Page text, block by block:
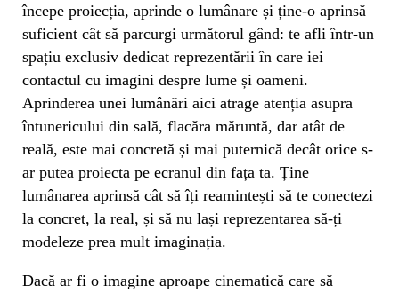
începe proiecția, aprinde o lumânare și ține-o aprinsă
suficient cât să parcurgi următorul gând: te afli într-un
spațiu exclusiv dedicat reprezentării în care iei
contactul cu imagini despre lume și oameni.
Aprinderea unei lumânări aici atrage atenția asupra
întunericului din sală, flacăra măruntă, dar atât de
reală, este mai concretă și mai puternică decât orice s-
ar putea proiecta pe ecranul din fața ta. Ține
lumânarea aprinsă cât să îți reamintești să te conectezi
la concret, la real, și să nu lași reprezentarea să-ți
modeleze prea mult imaginația.
Dacă ar fi o imagine aproape cinematică care să